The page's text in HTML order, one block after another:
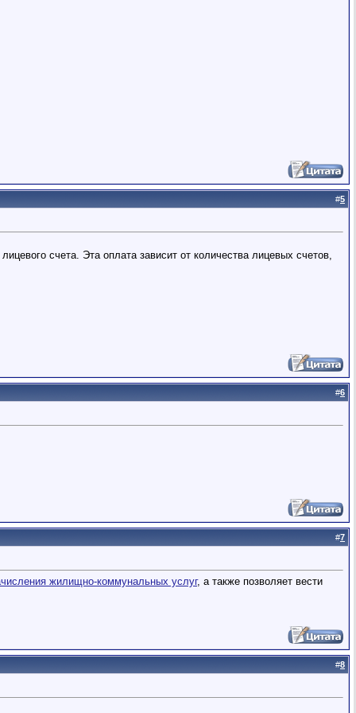
#5
счета. Эта оплата зависит от количества лицевых счетов,
#6
#7
жилищно-коммунальных услуг, а также позволяет вести
#8